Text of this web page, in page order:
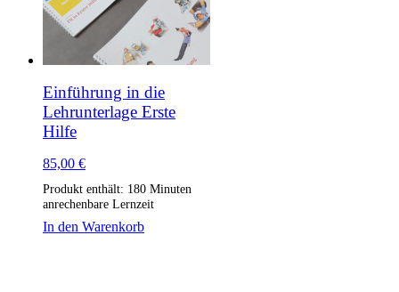
Einführung in die
Lehrunterlage Erste
Hilfe
85,00 €
Produkt enthält: 180 Minuten
anrechenbare Lernzeit
In den Warenkorb